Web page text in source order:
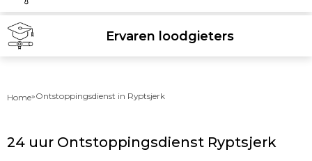
Ervaren loodgieters
Home»Ontstoppingsdienst in Ryptsjerk
24 uur Ontstoppingsdienst Ryptsjerk